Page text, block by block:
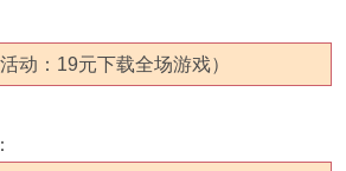
动：19元下载全场游戏）
：